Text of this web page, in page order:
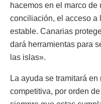
hacemos en el marco
conciliación, el acceso a
estable. Canarias
dará herramientas para
las islas».
La ayuda se tramitará
competitiva, por orden